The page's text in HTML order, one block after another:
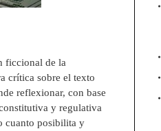
ficcional de la
crítica sobre el texto
reflexionar, con base
y regulativa
cuanto posibilita y